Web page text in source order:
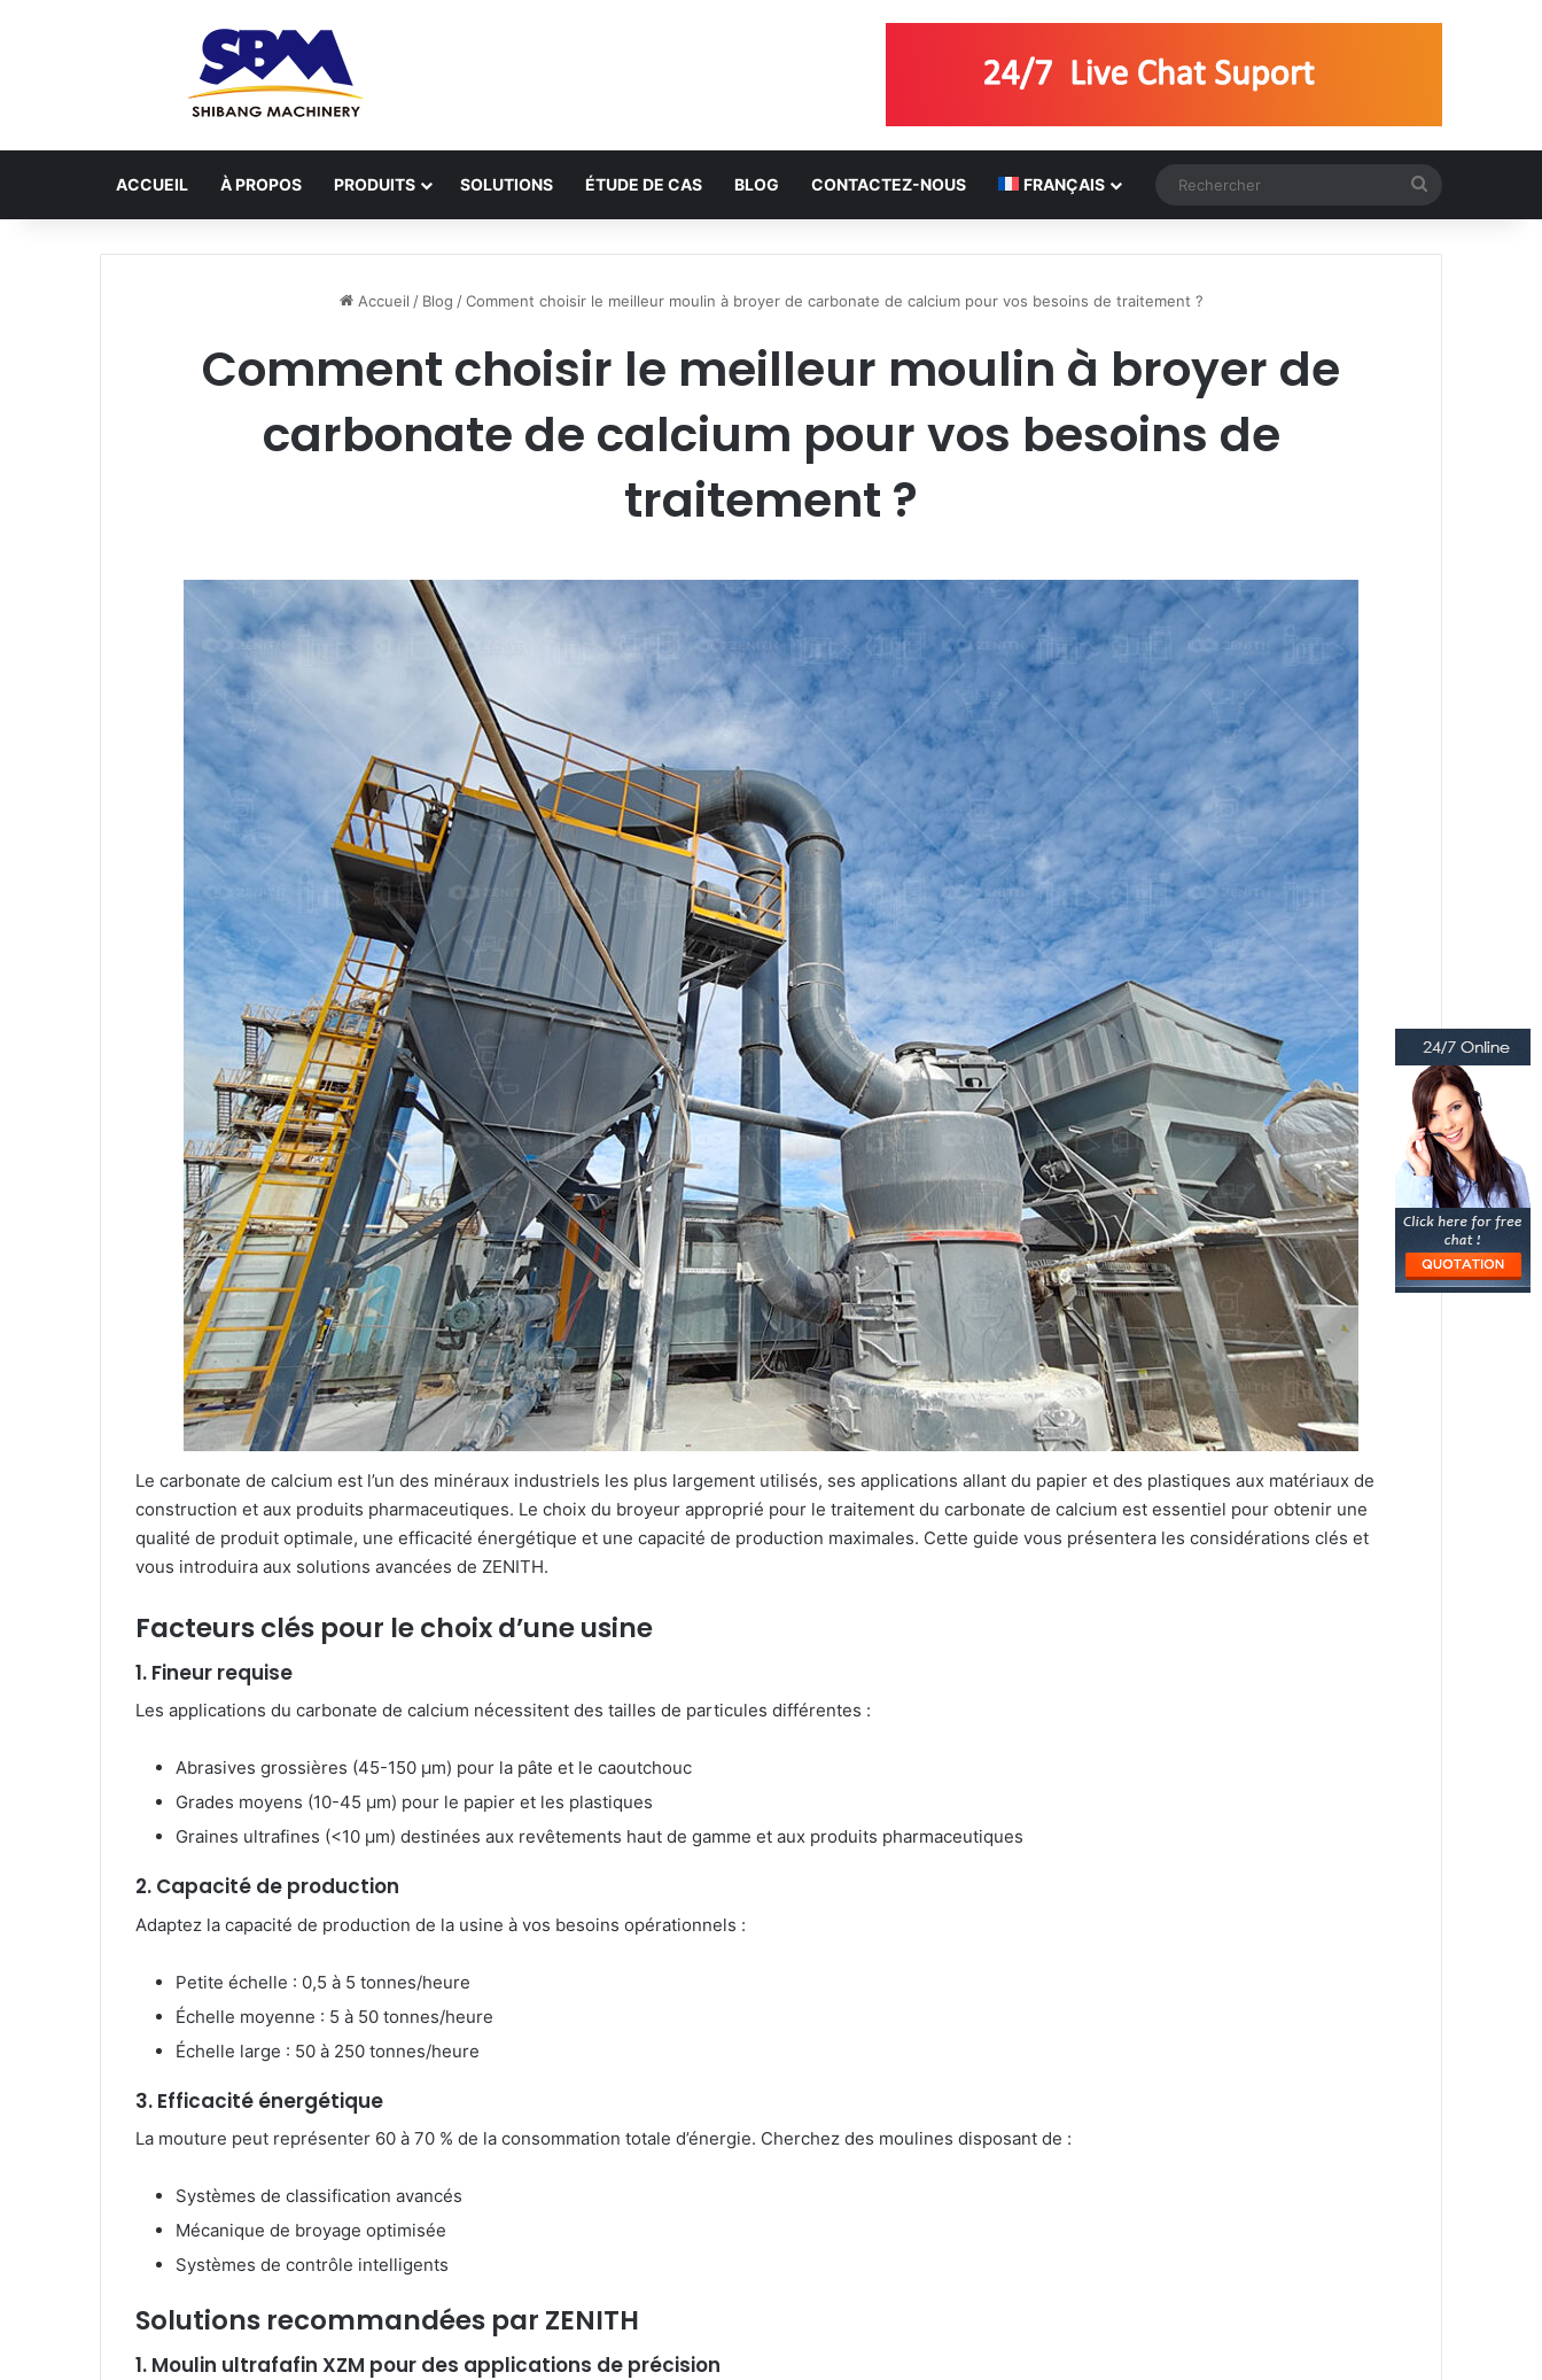
ACCUEIL À PROPOS PRODUITS SOLUTIONS ÉTUDE DE CAS BLOG CONTACTEZ-NOUS FRANÇAIS
Accueil / Blog / Comment choisir le meilleur moulin à broyer de carbonate de calcium pour vos besoins de traitement ?
Comment choisir le meilleur moulin à broyer de
carbonate de calcium pour vos besoins de
traitement ?
Le carbonate de calcium est l’un des minéraux industriels les plus largement utilisés, ses applications allant du papier et des plastiques aux matériaux de
construction et aux produits pharmaceutiques. Le choix du broyeur approprié pour le traitement du carbonate de calcium est essentiel pour obtenir une
qualité de produit optimale, une efficacité énergétique et une capacité de production maximales. Cette guide vous présentera les considérations clés et
vous introduira aux solutions avancées de ZENITH.
Facteurs clés pour le choix d’une usine
1. Fineur requise
Les applications du carbonate de calcium nécessitent des tailles de particules différentes :
Abrasives grossières (45-150 μm) pour la pâte et le caoutchouc
Grades moyens (10-45 µm) pour le papier et les plastiques
Graines ultrafines (<10 µm) destinées aux revêtements haut de gamme et aux produits pharmaceutiques
2. Capacité de production
Adaptez la capacité de production de la usine à vos besoins opérationnels :
Petite échelle : 0,5 à 5 tonnes/heure
Échelle moyenne : 5 à 50 tonnes/heure
Échelle large : 50 à 250 tonnes/heure
3. Efficacité énergétique
La mouture peut représenter 60 à 70 % de la consommation totale d’énergie. Cherchez des moulines disposant de :
Systèmes de classification avancés
Mécanique de broyage optimisée
Systèmes de contrôle intelligents
Solutions recommandées par ZENITH
1. Moulin ultrafafin XZM pour des applications de précision